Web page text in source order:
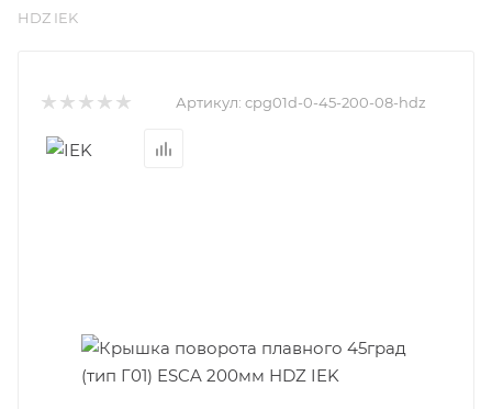
HDZ IEK
Артикул: cpg01d-0-45-200-08-hdz